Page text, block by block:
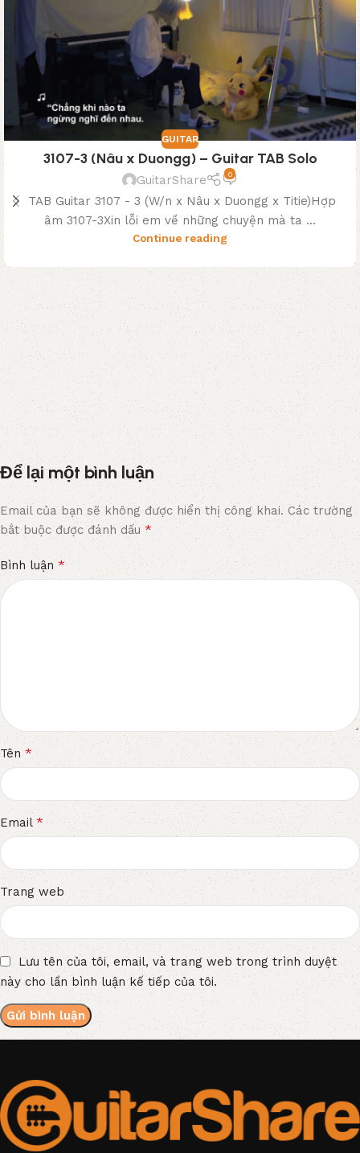
GUITAR
3107-3 (Nâu x Duongg) – Guitar TAB Solo
GuitarShare 0
TAB Guitar 3107 - 3 (W/n x Nâu x Duongg x Titie)Hợp
âm 3107-3Xin lỗi em về những chuyện mà ta ...
Continue reading
Để lại một bình luận
Email của bạn sẽ không được hiển thị công khai. Các trường
bắt buộc được đánh dấu *
Bình luận*
Tên*
Email *
Trang web
Lưu tên của tôi, email, và trang web trong trình duyệt
này cho lần bình luận kế tiếp của tôi.